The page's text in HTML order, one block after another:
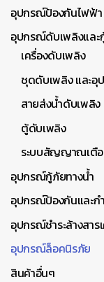
อุปกรณ์ป้องกันไฟฟ้า
อุปกรณ์ดับเพลิงและ
เครื่องดับเพลิง
ชุดดับเพลิง และ
สายส่งน้ำดับเพลิง
ตู้ดับเพลิง
ระบบสัญญาณเตื
อุปกรณ์กู้ภัยทางน้ำ
อุปกรณ์ป้องกันและก
อุปกรณ์ชำระล้างสาร
อุปกรณ์ล็อคนิรภัย
สินค้าอื่นๆ